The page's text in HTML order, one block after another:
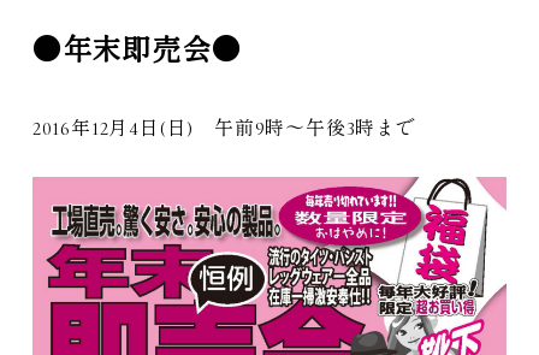
●年末即売会●
2016年12月4日(日) 午前9時〜午後3時まで